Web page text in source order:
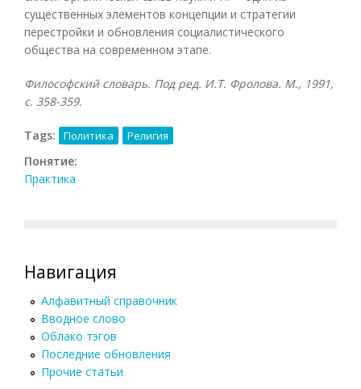
существенных элементов концепции и стратегии
перестройки и обновления социалистического
общества на современном этапе.
Философский словарь. Под ред. И.Т. Фролова. М., 1991,
с. 358-359.
Tags: Политика Религия
Понятие:
Практика
Навигация
Алфавитный справочник
Вводное слово
Облако тэгов
Последние обновления
Прочие статьи